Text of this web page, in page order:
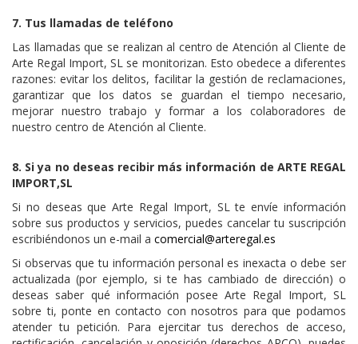
7. Tus llamadas de teléfono
Las llamadas que se realizan al centro de Atención al Cliente de
Arte Regal Import, SL se monitorizan. Esto obedece a diferentes
razones: evitar los delitos, facilitar la gestión de reclamaciones,
garantizar que los datos se guardan el tiempo necesario,
mejorar nuestro trabajo y formar a los colaboradores de
nuestro centro de Atención al Cliente.
8. Si ya no deseas recibir más información de ARTE REGAL
IMPORT,SL
Si no deseas que Arte Regal Import, SL te envíe información
sobre sus productos y servicios, puedes cancelar tu suscripción
escribiéndonos un e-mail a comercial@arteregal.es
Si observas que tu información personal es inexacta o debe ser
actualizada (por ejemplo, si te has cambiado de dirección) o
deseas saber qué información posee Arte Regal Import, SL
sobre ti, ponte en contacto con nosotros para que podamos
atender tu petición. Para ejercitar tus derechos de acceso,